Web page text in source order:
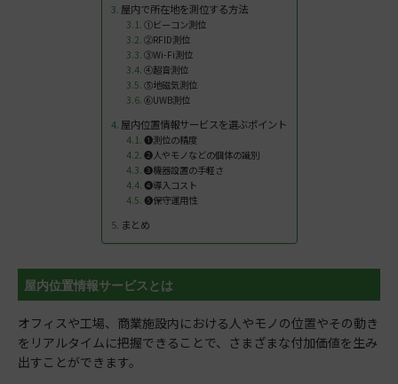
屋内で所在地を測位する方法
①ビーコン測位
②RFID測位
③Wi-Fi測位
④超音測位
⑤地磁気測位
⑥UWB測位
屋内位置情報サービスを選ぶポイント
❶測位の精度
❷人やモノなどの個体の識別
❸機器設置の手軽さ
❹導入コスト
❺保守運用性
まとめ
屋内位置情報サービスとは
オフィスや工場、商業施設内における人やモノの位置やその動き
をリアルタイムに把握できることで、さまざまな付加価値を生み
出すことができます。